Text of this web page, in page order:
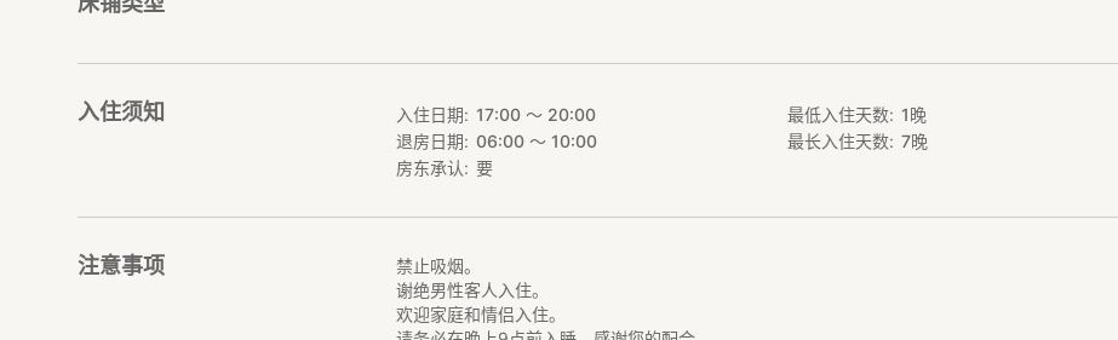
入住须知 入住日期
17:00 〜 20:00
退房日期
06:00 〜 10:00
房东承认
要
最低入住天数 1晚
最长入住天数
7晚
注意事项
禁止吸烟。
谢绝男性客人入住。
欢迎家庭和情侣入住。